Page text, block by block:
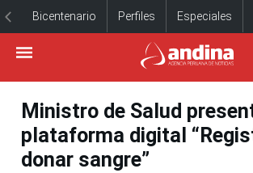
Bicentenario Perfiles Especiales
Ministro de Salud
plataforma digital
donar sangre”